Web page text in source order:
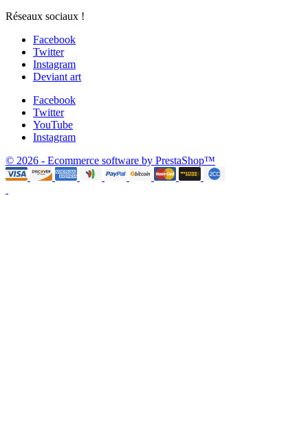
Réseaux sociaux !
Facebook
Twitter
Instagram
Deviant art
Facebook
Twitter
YouTube
Instagram
© 2026 - Ecommerce software by PrestaShop™